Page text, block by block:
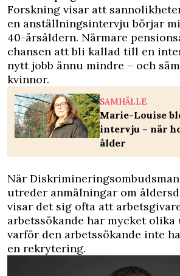
Forskning visar att
en anställningsintervju börjar
40-årsåldern. Närmare
chansen att bli kallad till en
nytt jobb ännu mindre – och
kvinnor.
SAMHÄLLE
Marie-Louise
intervju – när
ålder
När
utreder anmälningar om
visar det sig ofta att
arbetssökande har mycket
varför den arbetssökande inte
en rekrytering.